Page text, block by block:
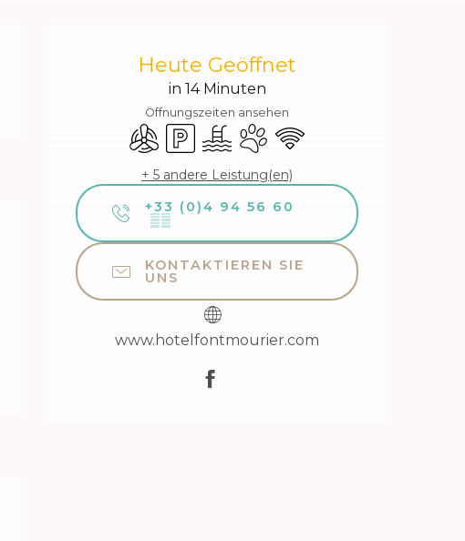
Öffnungszeiten &
Heute Geöffnet
in 14 Minuten
Öffnungszeiten ansehen
Klimaanlage
ParkplatzSchwimmbad
Tiere erlaubt
Wi-Fi
+ 5 andere Leistung(en)
+33 (0)4 94 56 60
▒▒
KONTAKTIEREN SIE
UNS
www.hotelfontmourier.com